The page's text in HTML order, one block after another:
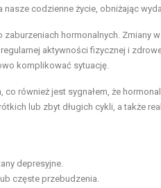
codzienne życie, obniżając
hormonalnych. Zmiany
aktywności fizycznej i
komplikować sytuację.
, co również jest sygnałem, że
lub zbyt długich cykli, a także
depresyjne.
częste przebudzenia.